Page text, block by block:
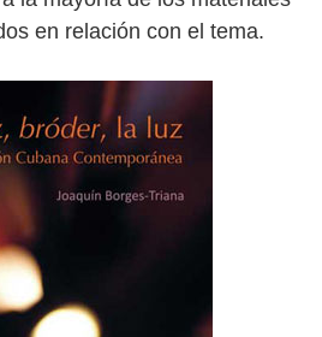
en relación con el tema.